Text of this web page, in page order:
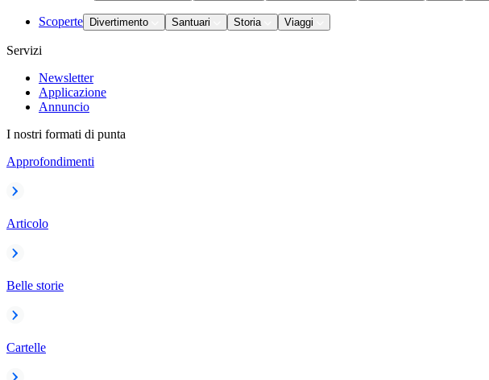
Scoperte Divertimento Santuari Storia Viaggi
Servizi
Newsletter
Applicazione
Annuncio
I nostri formati di punta
Approfondimenti
Articolo
Belle storie
Cartelle